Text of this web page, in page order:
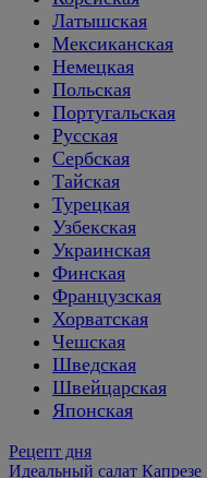
Латышская
Мексиканская
Немецкая
Польская
Португальская
Русская
Сербская
Тайская
Турецкая
Узбекская
Украинская
Финская
Французская
Хорватская
Чешская
Шведская
Швейцарская
Японская
Рецепт дня
Идеальный салат Капрезе